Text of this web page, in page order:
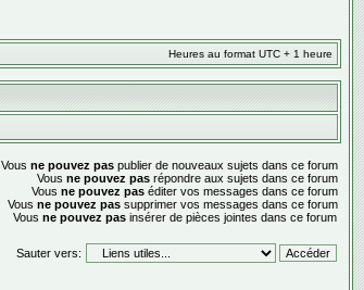
Heures au format UTC + 1 heure
Vous ne pouvez pas publier de nouveaux sujets dans ce forum
Vous ne pouvez pas répondre aux sujets dans ce forum
Vous ne pouvez pas éditer vos messages dans ce forum
Vous ne pouvez pas supprimer vos messages dans ce forum
Vous ne pouvez pas insérer de pièces jointes dans ce forum
Sauter vers: